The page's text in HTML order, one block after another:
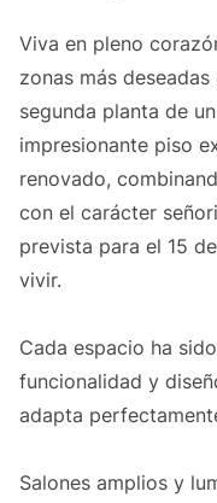
Viva en pleno
zonas más
segunda planta de
impresionante piso
renovado,
con el carácter
prevista para el 15
vivir.
Cada espacio ha
funcionalidad y
adapta
Salones amplios y